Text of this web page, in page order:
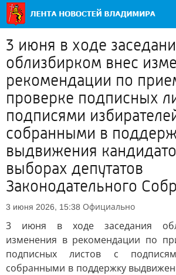
3 июня в ходе
облизбирком внес
рекомендации по
проверке подписных
подписями
собранными в
выдвижения
выборах депутатов
Законодательного
3 июня 2026, 15:38 Официально
3 июня в ходе заседания
изменения в рекомендации по
подписных листов с
собранными в поддержку